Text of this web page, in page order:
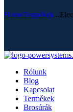
HomeTermékek...
Rólunk
Blog
Kapcsolat
Termékek
Brosúrák